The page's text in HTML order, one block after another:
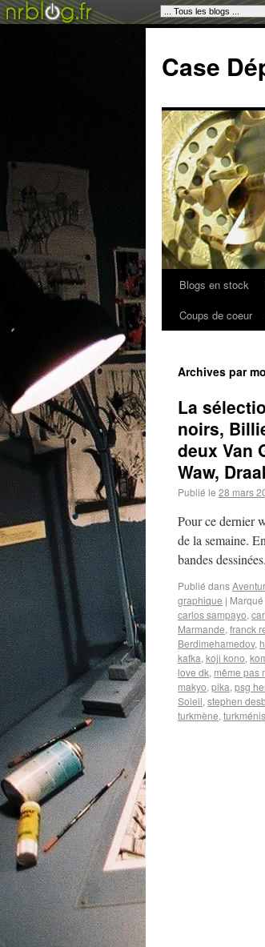
Case
Blogs en stock
Coups de coeur
Archives par
La
noirs,
deux Van
Waw,
Publié le 28 mars
Pour ce dernier
de la semaine.
bandes
Publié dans
graphique |
carlos sampayo,
Marmande, franck
Berdimehamedov,
kafka, koji kono,
love dk, même pas
makyo, pika, psg
Soleil, stephen
turkmène,